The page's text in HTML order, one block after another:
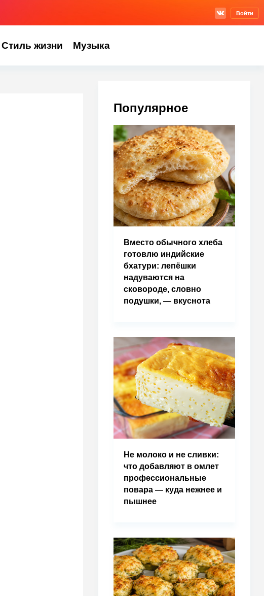
Войти
Стиль жизни Музыка
Популярное
Вместо обычного хлеба
готовлю индийские
бхатури: лепёшки
надуваются на
сковороде, словно
подушки, — вкуснота
Не молоко и не сливки:
что добавляют в омлет
профессиональные
повара — куда нежнее и
пышнее